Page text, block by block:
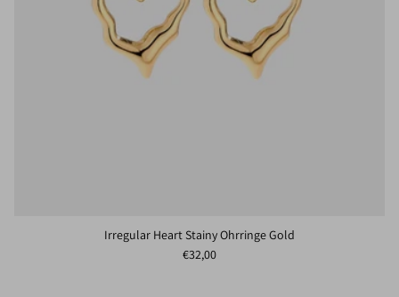
Irregular Heart Stainy Ohrringe Gold
Normaler Preis
€32,00